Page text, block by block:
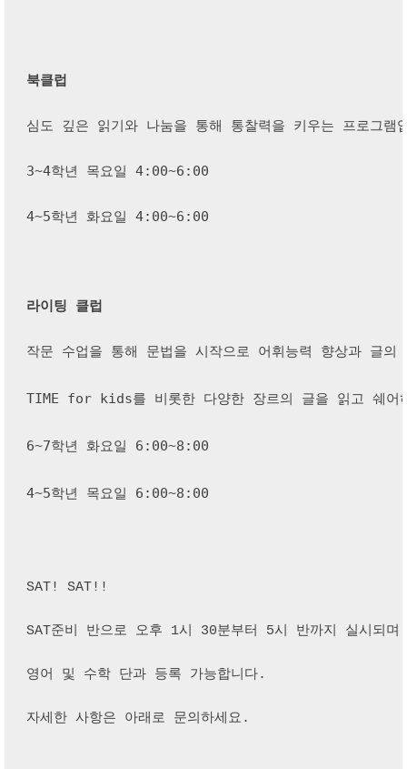
북클럽
심도 깊은 읽기와 나눔을 통해 통찰력을 키우는 프로그
3~4학년 목요일 4:00~6:00
4~5학년 화요일 4:00~6:00
라이팅 클럽
작문 수업을 통해 문법을 시작으로 어휘능력 향상과 글의
TIME for kids를 비롯한 다양한 장르의 글을 읽고 쉐어
6~7학년 화요일 6:00~8:00
4~5학년 목요일 6:00~8:00
SAT! SAT!!
SAT준비 반으로 오후 1시 30분부터 5시 반까지 실시되
영어 및 수학 단과 등록 가능합니다.
자세한 사항은 아래로 문의하세요.